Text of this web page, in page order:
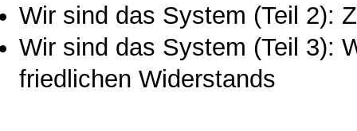
Wir sind das System (Teil 2):
Wir sind das System (Teil 3):
friedlichen Widerstands